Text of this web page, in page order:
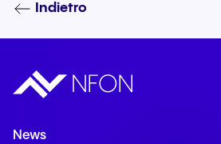
Indietro
News